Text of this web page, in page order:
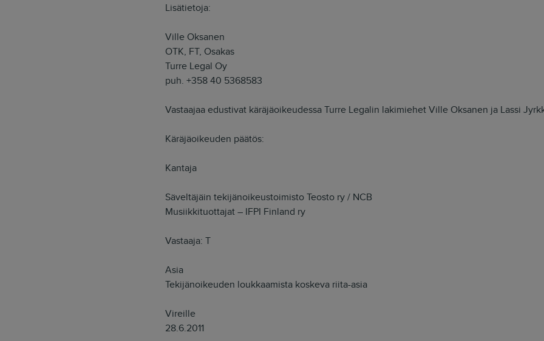
Lisätietoja:
Ville Oksanen
OTK, FT, Osakas
Turre Legal Oy
puh. +358 40 5368583
Vastaajaa edustivat käräjäoikeudessa Turre Legalin lakimiehet Ville Oksanen ja Lassi
Käräjäoikeuden päätös:
Kantaja
Säveltäjäin tekijänoikeustoimisto Teosto ry / NCB
Musiikkituottajat – IFPI Finland ry
Vastaaja: T
Asia
Tekijänoikeuden loukkaamista koskeva riita-asia
Vireille
28.6.2011